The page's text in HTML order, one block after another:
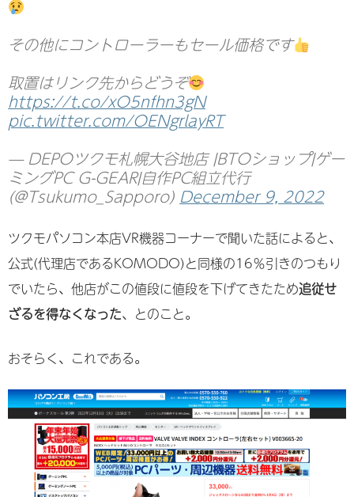
その他にコントローラーもセール価格です
取置はリンク先からどうぞ
https://t.co/xO5nfhn3gN
pic.twitter.com/OENgrlayRT
— DEPOツクモ札幌大谷地店 |BTOショップ|ゲー
ミングPC G-GEAR|自作PC組立代行
(@Tsukumo_Sapporo) December 9, 2022
ツクモパソコン本店VR機器コーナーで聞いた話によると、
公式(代理店であるKOMODO)と同様の16％引きのつもり
でいたら、他店がこの値段に値段を下げてきたため追従せ
ざるを得なくなった、とのこと。
おそらく、これである。